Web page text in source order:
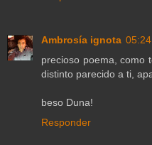
Ambrosía ignota 05:24
precioso poema, como
distinto parecido a ti,
beso Duna!
Responder